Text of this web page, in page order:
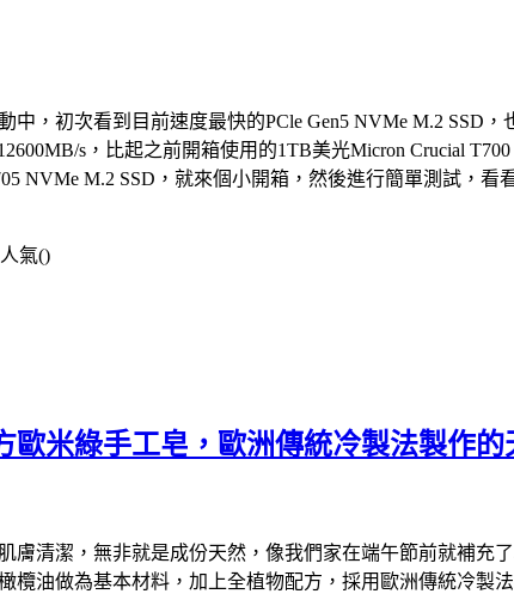
，初次看到目前速度最快的PCle Gen5 NVMe M.2 SSD
s，比起之前開箱使用的1TB美光Micron Crucial
NVMe M.2 SSD，就來個小開箱，然後進行簡單測試，看
人氣()
歐米綠手工皂，歐洲傳統冷製法製作
膚清潔，無非就是成份天然，像我們家在端午節前就補充
欖油做為基本材料，加上全植物配方，採用歐洲傳統冷製